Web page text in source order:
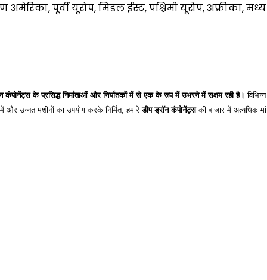
अमेरिका, पूर्वी यूरोप, मिडल ईस्ट, पश्चिमी यूरोप, अफ्रीका,
कंपोनेंट्स के प्रसिद्ध निर्माताओं और निर्यातकों में से एक के रूप में उभरने में सक्षम रही है।
और उन्नत मशीनों का उपयोग करके निर्मित, हमारेडीप ड्रॉन कंपोनेंट्सकी बाजार में अत्यधिक